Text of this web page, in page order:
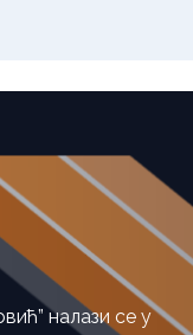
налази се у